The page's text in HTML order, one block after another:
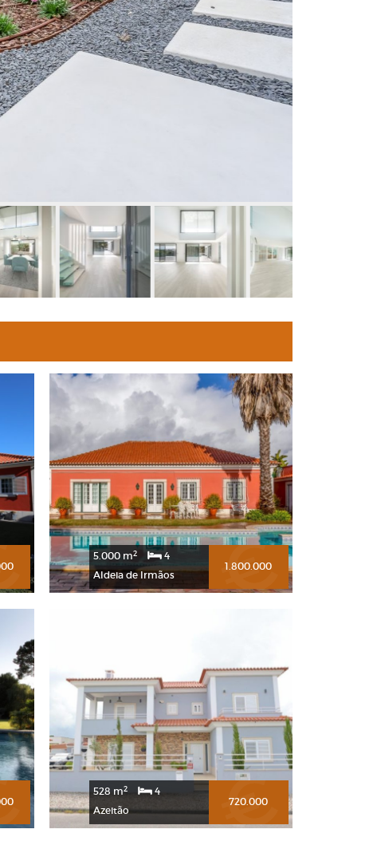
5.000 m2
4
Aldeia de Irmãos
1.800.000
528 m2
4
Azeitão
720.000